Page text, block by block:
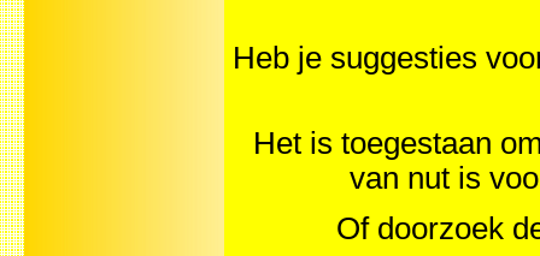
Heb je suggesties
Het is toegestaan
van nut is
Of doorzoek